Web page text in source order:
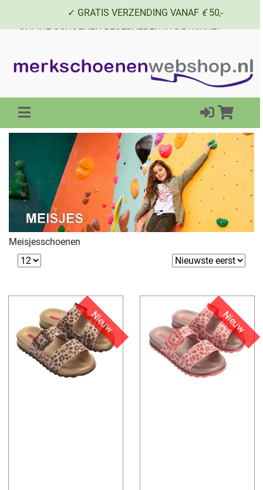
✓ GRATIS VERZENDING VANAF €50,-
✓ ONLINE SCHOENEN RESERVEREN IN DE WINKEL
Meisjesschoenen
Nieuw Nieuw